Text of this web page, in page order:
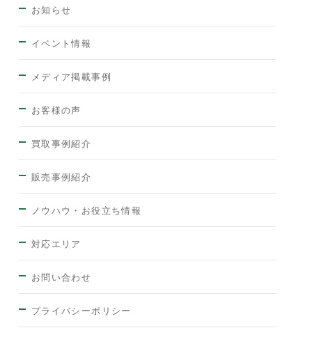
お知らせ
イベント情報
メディア掲載事例
お客様の声
買取事例紹介
販売事例紹介
ノウハウ・お役立ち情報
対応エリア
お問い合わせ
プライバシーポリシー